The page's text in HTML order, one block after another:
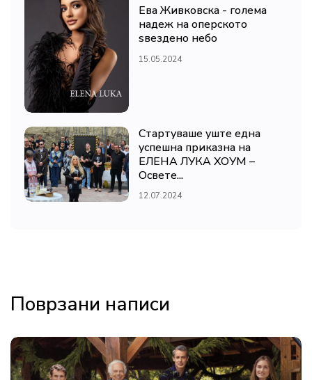
Ева Живковска - голема
надеж на оперското
ѕвездено небо
15.05.2024
Стартуваше уште една
успешна приказна на
ЕЛЕНА ЛУКА ХОУМ –
Освете...
12.07.2024
Поврзани написи